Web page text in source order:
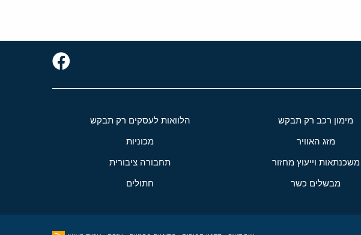
מימון רכב רק תבקש הלוואות לעסקים רק תבקש
מזג האוויר מכוניות
משכנתאות וייעוץ מחזור תחבורה ציבורית
מבשלים כשר חתולים